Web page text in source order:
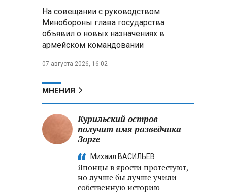
На совещании с руководством
Минобороны глава государства
объявил о новых назначениях в
армейском командовании
07 августа 2026, 16:02
МНЕНИЯ
Курильский остров
получит имя разведчика
Зорге
Михаил ВАСИЛЬЕВ
Японцы в ярости протестуют,
но лучше бы лучше учили
собственную историю